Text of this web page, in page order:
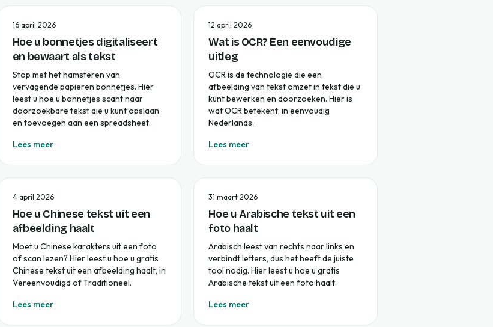
16 april 2026
Hoe u bonnetjes digitaliseert
en bewaart als tekst
Stop met het hamsteren van
vervagende papieren bonnetjes. Hier
leest u hoe u bonnetjes scant naar
doorzoekbare tekst die u kunt opslaan
en toevoegen aan een spreadsheet.
Lees meer
12 april 2026
Wat is OCR? Een eenvoudige
uitleg
OCR is de technologie die een
afbeelding van tekst omzet in tekst die u
kunt bewerken en doorzoeken. Hier is
wat OCR betekent, in eenvoudig
Nederlands.
Lees meer
4 april 2026
Hoe u Chinese tekst uit een
afbeelding haalt
Moet u Chinese karakters uit een foto
of scan lezen? Hier leest u hoe u gratis
Chinese tekst uit een afbeelding haalt, in
Vereenvoudigd of Traditioneel.
Lees meer
31 maart 2026
Hoe u Arabische tekst uit een
foto haalt
Arabisch leest van rechts naar links en
verbindt letters, dus het heeft de juiste
tool nodig. Hier leest u hoe u gratis
Arabische tekst uit een foto haalt.
Lees meer